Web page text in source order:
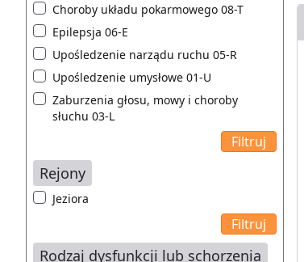
Choroby układu pokarmowego 08-T
Epilepsja 06-E
Upośledzenie narządu ruchu 05-R
Upośledzenie umysłowe 01-U
Zaburzenia głosu, mowy i choroby
słuchu 03-L
Rejony
Jeziora
Rodzaj dysfunkcji lub schorzenia